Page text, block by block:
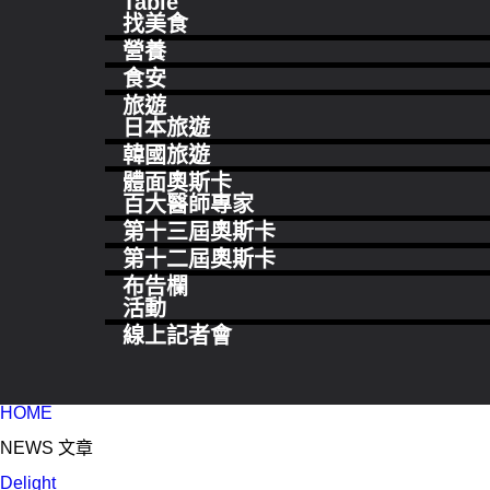
找美食
營養
食安
旅遊
日本旅遊
韓國旅遊
體面奧斯卡
百大醫師專家
第十三屆奧斯卡
第十二屆奧斯卡
布告欄
活動
線上記者會
HOME
NEWS 文章
Delight